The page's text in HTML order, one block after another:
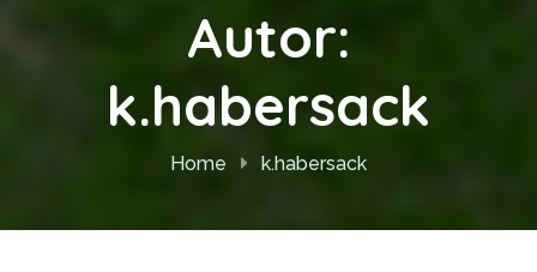
Autor:
k.habersack
Home k.habersack